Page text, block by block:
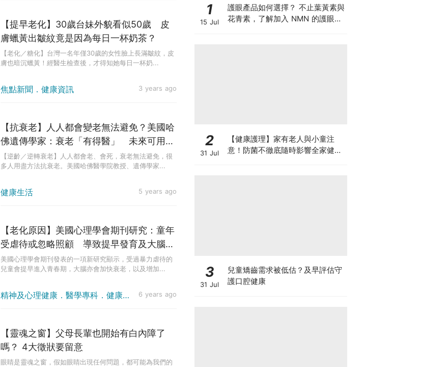
焦點新聞．健康資訊 3 years ago
【提早老化】30歲台妹外貌看似50歲 皮
膚蠟黃出皺紋竟是因為每日一杯奶茶？
【老化／糖化】台灣一名年僅30歲的女性臉上長滿皺紋，皮
膚也暗沉蠟黃！經醫生檢查後，才得知她每日一杯奶...
健康生活 5 years ago
【抗衰老】人人都會變老無法避免？美國哈
佛遺傳學家：衰老「有得醫」 未來可用藥
逆齡
【逆齡／逆轉衰老】人人都會老、會死，衰老無法避免，很
多人用盡方法抗衰老。美國哈佛醫學院教授、遺傳學家...
精神及心理健康．醫學專科．健康資訊．醫療新聞 6 years ago
【老化原因】美國心理學會期刊研究：童年
受虐待或忽略照顧 導致提早發育及大腦衰
老
美國心理學會期刊發表的一項新研究顯示，受過暴力虐待的
兒童會提早進入青春期，大腦亦會加快衰老，以及增加...
【靈魂之窗】父母長輩也開始有白內障了
嗎？ 4大徵狀要留意
眼睛是靈魂之窗，假如眼睛出現任何問題，都可能為我們的
1
15 Jul
護眼產品如何選擇？ 不止葉黃素與
花青素，了解加入 NMN 的護眼方
2
31 Jul
【健康護理】家有老人與小童注
意！防菌不徹底隨時影響全家健康
3
31 Jul
兒童矯齒需求被低估？及早評估守
護口腔健康